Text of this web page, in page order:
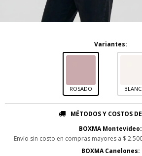
Variantes:
ROSADO
MÉTODOS Y COSTOS
BOXMA Montevideo:
Envío sin costo en compras mayores a $
BOXMA Canelones: